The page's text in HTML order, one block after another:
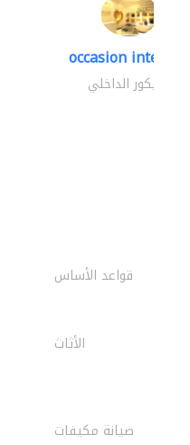
occasion interiors
الديكور الداخلي
قواعد الأساس
الأثاث
صيانة مكيفات